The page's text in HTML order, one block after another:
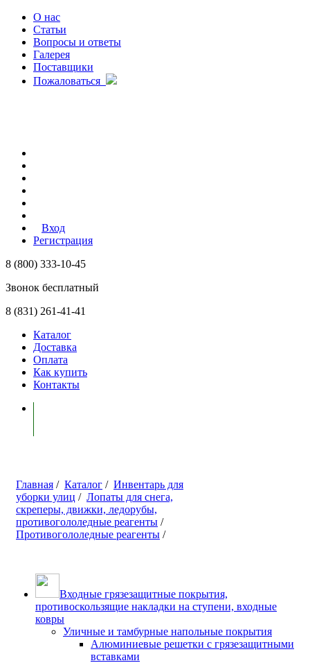
О нас
Статьи
Вопросы и ответы
Галерея
Поставщики
Пожаловаться
Вход
Регистрация
8 (800) 333-10-45
Звонок бесплатный
8 (831) 261-41-41
Каталог
Доставка
Оплата
Как купить
Контакты
Главная / Каталог / Инвентарь для
уборки улиц / Лопаты для снега,
скреперы, движки, ледорубы,
противогололедные реагенты /
Противогололедные реагенты /
Входные грязезащитные покрытия,
противоскользящие накладки на ступени, входные
ковры
Уличные и тамбурные напольные покрытия
Алюминиевые решетки с грязезащитными
вставками